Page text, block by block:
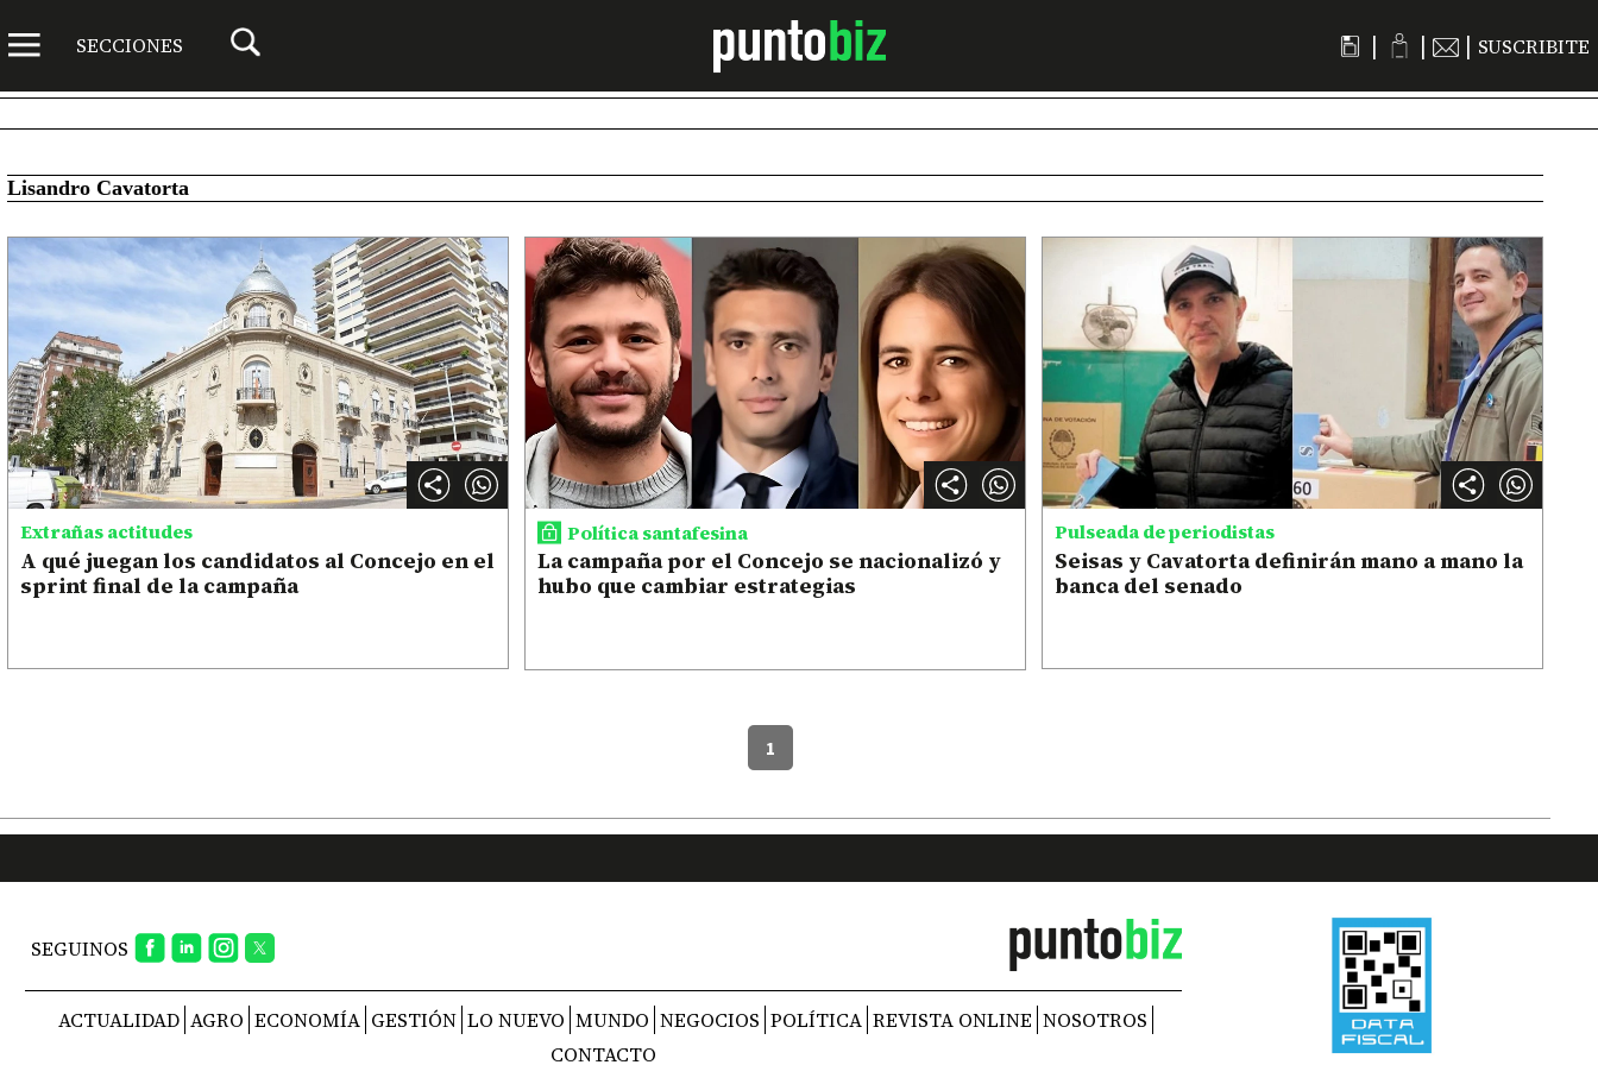
SECCIONES | | | SUSCRIBITE
Lisandro Cavatorta
Extrañas actitudes
A qué juegan los candidatos al Concejo en el
sprint final de la campaña
Política santafesina
La campaña por el Concejo se nacionalizó y
hubo que cambiar estrategias
Pulseada de periodistas
Seisas y Cavatorta definirán mano a mano la
banca del senado
1
SEGUINOS
ACTUALIDAD AGRO ECONOMÍA GESTIÓN LO NUEVO MUNDO NEGOCIOS POLÍTICA REVISTA ONLINE NOSOTROS
CONTACTO